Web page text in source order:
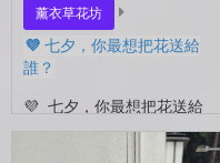
薰衣草花坊
💜 七夕，你最想把花送給
誰？
💜 七夕，你最想把花送給
誰？ 是陪你走過每一天的
另一半，是一直默默支持你